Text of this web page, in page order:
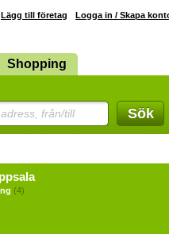
Lägg till företag Logga in / Skapa
Shopping
från/till Sök
(4)